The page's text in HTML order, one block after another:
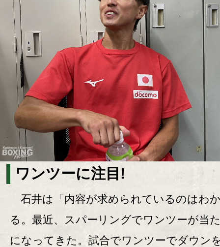
ワンツーに注目!
石井は「内容が求められているのはわ
る。最近、スパーリングでワンツーが当
になってきた。試合でワンツーでダウン